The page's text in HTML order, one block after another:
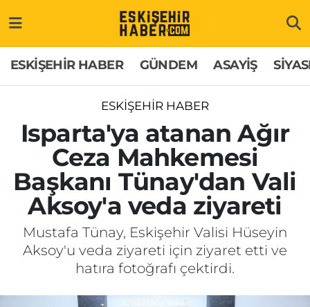
ESKİŞEHİR HABER GÜNDEM ASAYİŞ
ESKİŞEHİR HABER
Isparta'ya atanan Ağır
Ceza Mahkemesi
Başkanı Tünay'dan Vali
Aksoy'a veda ziyareti
Mustafa Tünay, Eskişehir Valisi Hüseyin
Aksoy'u veda ziyareti için ziyaret etti ve
hatıra fotoğrafı çektirdi.
GÜNDEM
ASAYİŞ
SİYASET
EKONOMİ
SAĞLIK
EĞİTİM
SPOR
Hakkımızda
İletişim
Künye
Odunpazarı Trafik Yoğunluk Haritası
Süper Lig Puan Durumu ve Fikstür
Tüm Manşetler
Son Dakika Haberleri
Haber Arşivi